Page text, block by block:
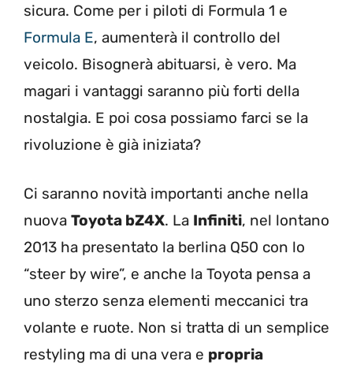
sicura. Come per i piloti di Formula 1 e
Formula E, aumenterà il controllo del
veicolo. Bisognerà abituarsi, è vero. Ma
magari i vantaggi saranno più forti della
nostalgia. E poi cosa possiamo farci se la
rivoluzione è già iniziata?
Ci saranno novità importanti anche nella
nuova Toyota bZ4X. La Infiniti, nel lontano
2013 ha presentato la berlina Q50 con lo
“steer by wire”, e anche la Toyota pensa a
uno sterzo senza elementi meccanici tra
volante e ruote. Non si tratta di un semplice
restyling ma di una vera e propria